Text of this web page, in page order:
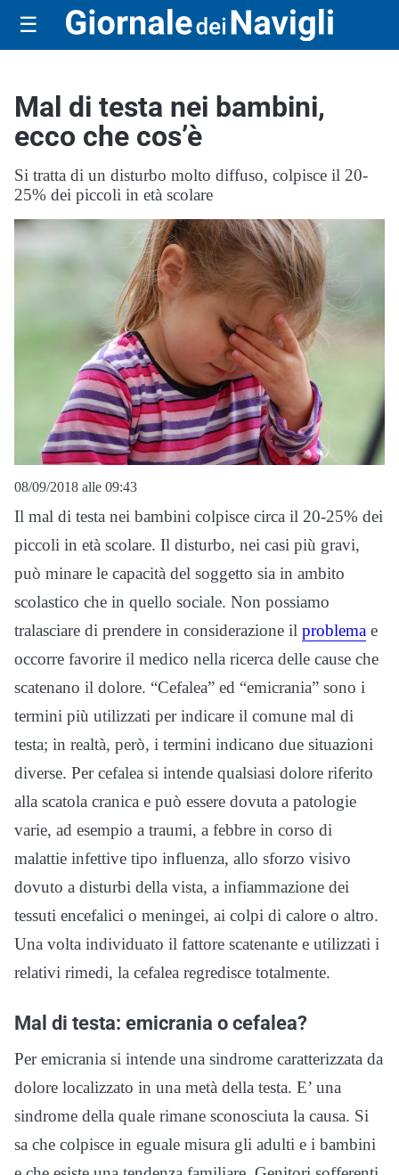
☰
Mal di testa nei bambini,
ecco che cos’è
Si tratta di un disturbo molto diffuso, colpisce il 20-
25% dei piccoli in età scolare
08/09/2018 alle 09:43
Il mal di testa nei bambini colpisce circa il 20-25% dei
piccoli in età scolare. Il disturbo, nei casi più gravi,
può minare le capacità del soggetto sia in ambito
scolastico che in quello sociale. Non possiamo
tralasciare di prendere in considerazione il problema e
occorre favorire il medico nella ricerca delle cause che
scatenano il dolore. “Cefalea” ed “emicrania” sono i
termini più utilizzati per indicare il comune mal di
testa; in realtà, però, i termini indicano due situazioni
diverse. Per cefalea si intende qualsiasi dolore riferito
alla scatola cranica e può essere dovuta a patologie
varie, ad esempio a traumi, a febbre in corso di
malattie infettive tipo influenza, allo sforzo visivo
dovuto a disturbi della vista, a infiammazione dei
tessuti encefalici o meningei, ai colpi di calore o altro.
Una volta individuato il fattore scatenante e utilizzati i
relativi rimedi, la cefalea regredisce totalmente.
Mal di testa: emicrania o cefalea?
Per emicrania si intende una sindrome caratterizzata da
dolore localizzato in una metà della testa. E’ una
sindrome della quale rimane sconosciuta la causa. Si
sa che colpisce in eguale misura gli adulti e i bambini